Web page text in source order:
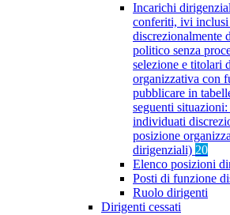
Incarichi
conferiti, ivi
discrezionalmente
politico senza
selezione e titolari
organizzativa con
pubblicare in
seguenti
individuati
posizione
dirigenziali) 20
Elenco posizioni
Posti di funzione
Ruolo dirigenti
Dirigenti cessati